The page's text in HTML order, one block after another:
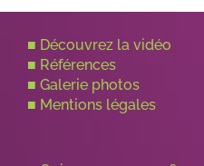
■ Découvrez la vidéo
■ Références
■ Galerie photos
■ Mentions légales